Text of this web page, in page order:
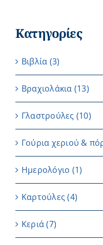
Κατηγορίες
Βιβλία (3)
Βραχιολάκια (13)
Γλαστρούλες (10)
Γούρια χεριού &
Ημερολόγιο (1)
Καρτούλες (4)
Κεριά (7)